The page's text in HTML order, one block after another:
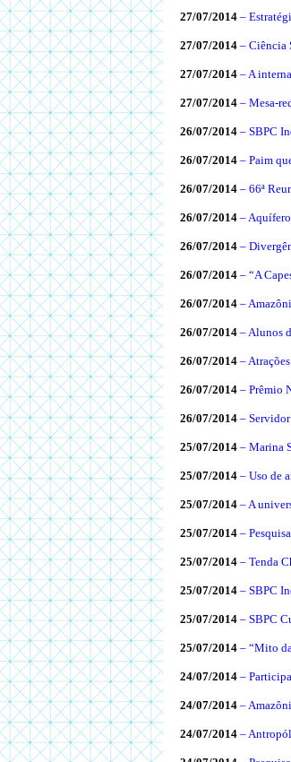
27/07/2014 –
27/07/2014 – Ciência
27/07/2014 –A
27/07/2014 – Mesa-
26/07/2014 – SBPC
26/07/2014 – Paim
26/07/2014 – 66ª
26/07/2014 –
26/07/2014 –
26/07/2014 – “A
26/07/2014 –
26/07/2014 – Alunos
26/07/2014 –
26/07/2014 – Prêmio
26/07/2014 –
25/07/2014 – Marina
25/07/2014 – Uso de
25/07/2014 – A
25/07/2014 –
25/07/2014 – Tenda
25/07/2014 – SBPC
25/07/2014 – SBPC
25/07/2014 – “Mito
24/07/2014 –
24/07/2014 –
24/07/2014 –